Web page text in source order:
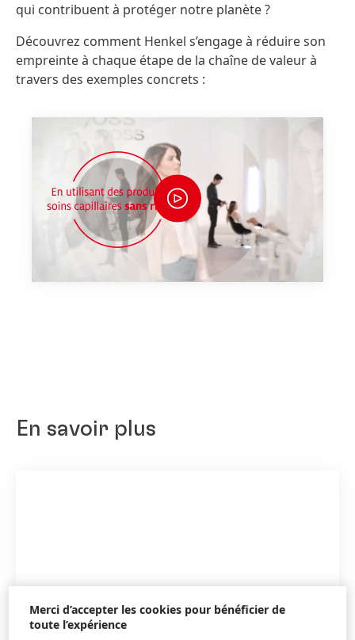
qui contribuent à protéger notre planète ?
Découvrez comment Henkel s’engage à réduire son
empreinte à chaque étape de la chaîne de valeur à
travers des exemples concrets :
En savoir plus
Merci d’accepter les cookies pour bénéficier de
toute l’expérience